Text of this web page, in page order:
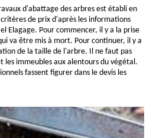
d'abattage des arbres est établi en
de prix d'après les informations
Elagage. Pour commencer, il y a la prise
va être mis à mort. Pour continuer, il y a
de la taille de l'arbre. Il ne faut pas
les immeubles aux alentours du végétal.
fassent figurer dans le devis les